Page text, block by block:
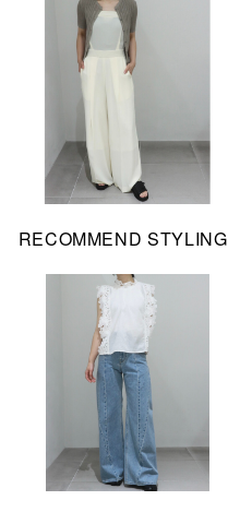
RECOMMEND STYLING